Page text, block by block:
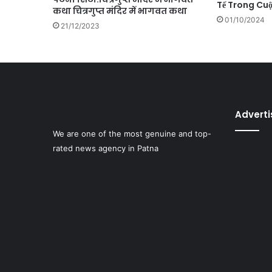
कथा चित्रगुप्त मंदिर में भागवत कथा
21/12/2023
Tế Trong
01/10/2024
We are one of the most genuine and top-
rated news agency in Patna